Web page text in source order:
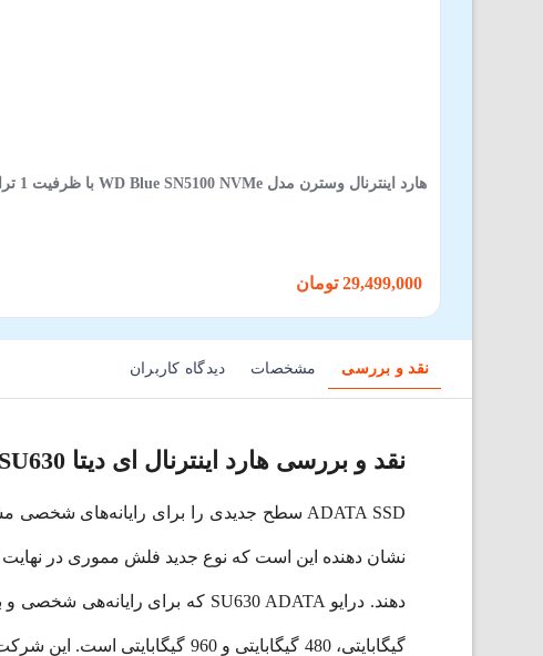
هارد اینترنال وسترن مدل WD Blue SN5100 NVMe با ظرفیت 1 ترابایت
نقد و بررسی مشخصات دیدگاه کاربران
نقد و بررسی هارد اینترنال ای دیتا SSD Sata SU630